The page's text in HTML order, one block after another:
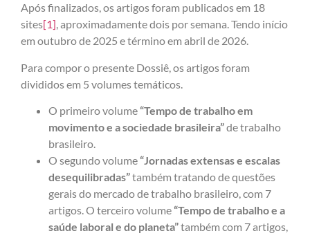
Após finalizados, os artigos foram publicados em 18
sites[1], aproximadamente dois por semana. Tendo início
em outubro de 2025 e término em abril de 2026.
Para compor o presente Dossiê, os artigos foram
divididos em 5 volumes temáticos.
O primeiro volume“Tempo de trabalho em
movimento e a sociedade brasileira”de trabalho
brasileiro.
O segundo volume“Jornadas extensas e escalas
desequilibradas”também tratando de questões
gerais do mercado de trabalho brasileiro, com 7
artigos. O terceiro volume“Tempo de tra­balho e a
saúde laboral e do planeta”também com 7 artigos,